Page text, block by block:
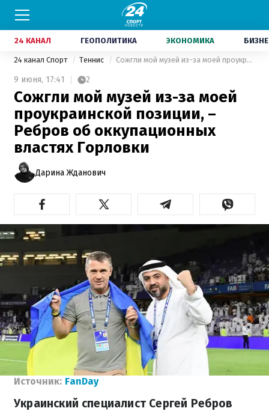
24 КАНАЛ ГЕОПОЛИТИКА ЭКОНОМИКА
24 канал Спорт Теннис Сожгли мой музей из-за моей проукраинской позиции, – Ребров об оккупационных властях Горловки
9 июня, 17:41 2
Сожгли мой музей из-за моей
проукраинской позиции, –
Ребров об оккупационных
властях Горловки
Дарина Жданович
Источник: FanDay
Украинский специалист Сергей Ребров